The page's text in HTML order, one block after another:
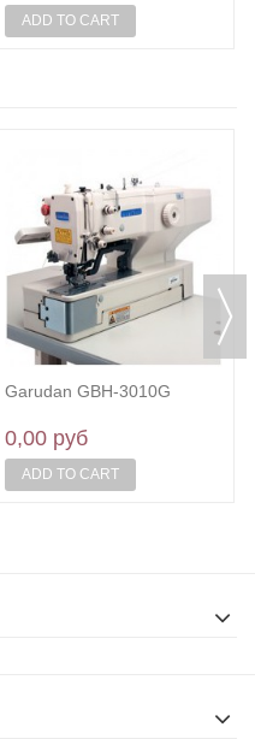
ADD TO CART
Garudan GBH-3010G
0,00 руб
ADD TO CART